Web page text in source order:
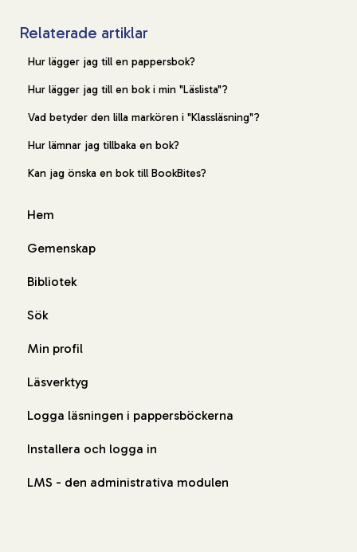
Relaterade artiklar
Hur lägger jag till en pappersbok?
Hur lägger jag till en bok i min "Läslista"?
Vad betyder den lilla markören i "Klassläsning"?
Hur lämnar jag tillbaka en bok?
Kan jag önska en bok till BookBites?
Hem
Gemenskap
Bibliotek
Sök
Min profil
Läsverktyg
Logga läsningen i pappersböckerna
Installera och logga in
LMS - den administrativa modulen